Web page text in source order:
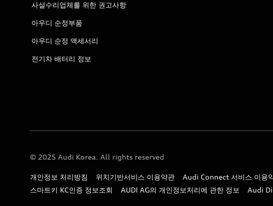
사설수리업체를 위한 권고사항
아우디 순정부품
아우디 순정 액세서리
전기차 배터리 정보
© 2025 Audi Korea. All rights reserved
개인정보 처리방침 위치기반서비스 이용약관 Audi Connect 서비스 이용
스마트키 KC인증 정보조회
AUDI AG의 개인정보처리에 관한 정보 Audi